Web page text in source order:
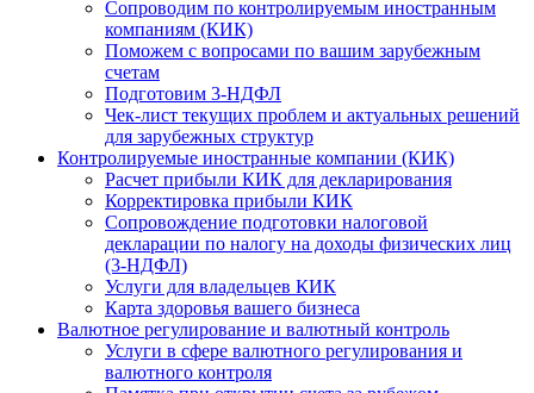
Сопроводим по контролируемым иностранным
компаниям (КИК)
Поможем с вопросами по вашим зарубежным
счетам
Подготовим 3-НДФЛ
Чек-лист текущих проблем и актуальных решений
для зарубежных структур
Контролируемые иностранные компании (КИК)
Расчет прибыли КИК для декларирования
Корректировка прибыли КИК
Сопровождение подготовки налоговой
декларации по налогу на доходы физических лиц
(3-НДФЛ)
Услуги для владельцев КИК
Карта здоровья вашего бизнеса
Валютное регулирование и валютный контроль
Услуги в сфере валютного регулирования и
валютного контроля